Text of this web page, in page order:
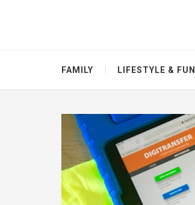
FAMILY LIFESTYLE & FUN